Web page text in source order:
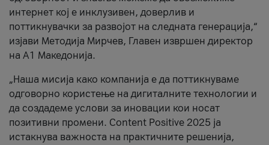
интернет кој е инклузивен, доверлив и
поттикнувачки за развојот на следната генерација,“
изјави Методија Мирчев, Главен извршен директор
на А1 Македонија.
„Наша мисија како компанија е да поттикнуваме
одговорно користење на дигиталните технологии и
да создадеме услови за иновации кои носат
позитивни промени. Content Positive 2025 ја
истакнува важноста на практичните решенија,